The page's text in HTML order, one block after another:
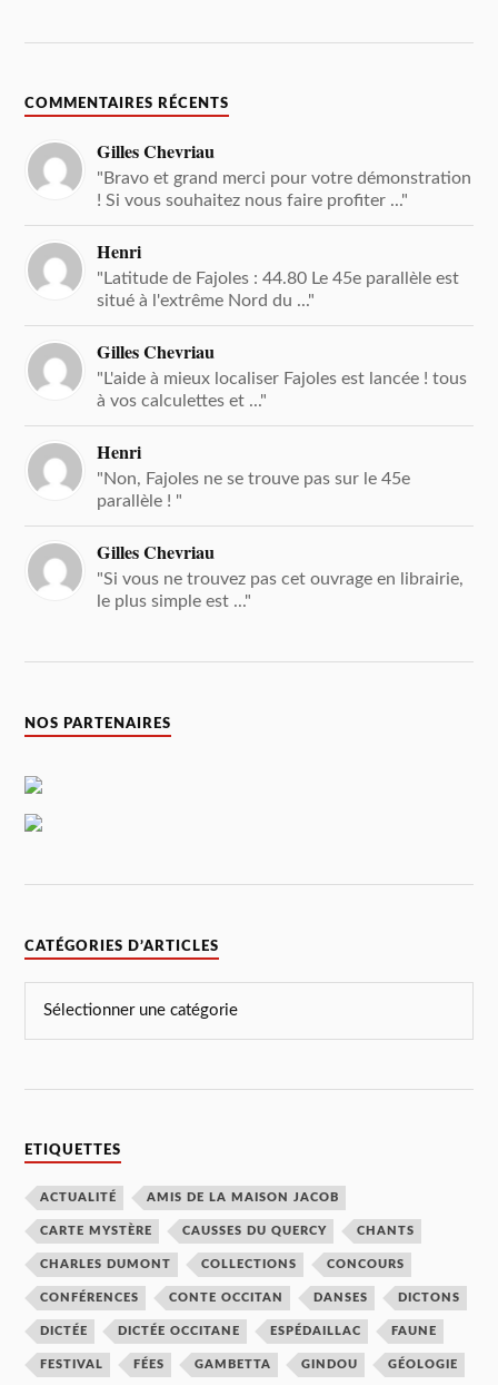
COMMENTAIRES RÉCENTS
Gilles Chevriau
"Bravo et grand merci pour votre démonstration
! Si vous souhaitez nous faire profiter ..."
Henri
"Latitude de Fajoles : 44.80 Le 45e parallèle est
situé à l'extrême Nord du ..."
Gilles Chevriau
"L'aide à mieux localiser Fajoles est lancée ! tous
à vos calculettes et ..."
Henri
"Non, Fajoles ne se trouve pas sur le 45e
parallèle ! "
Gilles Chevriau
"Si vous ne trouvez pas cet ouvrage en librairie,
le plus simple est ..."
NOS PARTENAIRES
CATÉGORIES D’ARTICLES
ETIQUETTES
ACTUALITÉ AMIS DE LA MAISON JACOB
CARTE MYSTÈRE CAUSSES DU QUERCY CHANTS
CHARLES DUMONT COLLECTIONS CONCOURS
CONFÉRENCES CONTE OCCITAN DANSES DICTONS
DICTÉE DICTÉE OCCITANE ESPÉDAILLAC FAUNE
FESTIVAL FÉES GAMBETTA GINDOU GÉOLOGIE